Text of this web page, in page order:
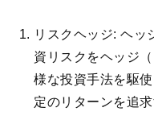
リスクヘッジ: ヘッ
資リスクをヘッジ
様な投資手法を駆
定のリターンを追